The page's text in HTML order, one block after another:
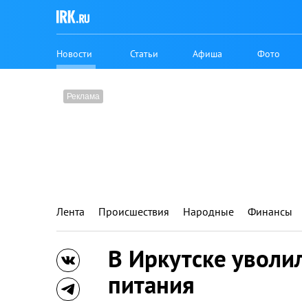
Новости Статьи Афиша Фото
Лента Происшествия Народные Финансы
В Иркутске
питания